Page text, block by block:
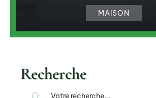
MAISON
Recherche